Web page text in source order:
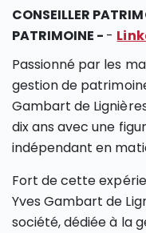
CATÉGORIES
SECTIONS
CONSEILLER
PATRIMOINE - -
Passionné par les
gestion de
Gambart de
dix ans avec une
indépendant en
Fort de cette
Yves Gambart de
société, dédiée à la